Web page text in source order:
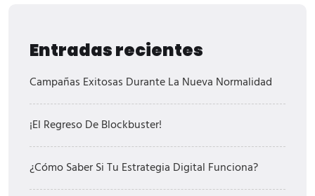
Entradas recientes
Campañas Exitosas Durante La Nueva Normalidad
¡El Regreso De Blockbuster!
¿Cómo Saber Si Tu Estrategia Digital Funciona?